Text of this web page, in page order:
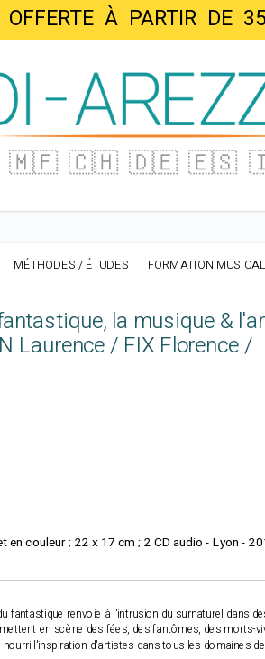
OFFERTE À PARTIR
🇲🇫 🇨🇭 🇩🇪 🇪🇸
MÉTHODES / ÉTUDES FORMATION
la musique &
Laurence / FIX Florence /
couleur ; 22 x 17 cm ; 2 CD audio - Lyon -
fantastique renvoie à l'intrusion du surnaturel dans
en scène des fées, des fantômes, des morts-
l'inspiration d'artistes dans tous les domaines